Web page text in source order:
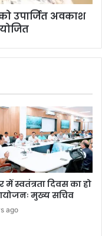
उपार्जित अवकाश
में स्वतंत्रता दिवस का हो
मुख्य सचिव
ago